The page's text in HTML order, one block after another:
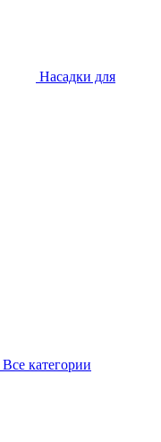
Насадки для
Все категории